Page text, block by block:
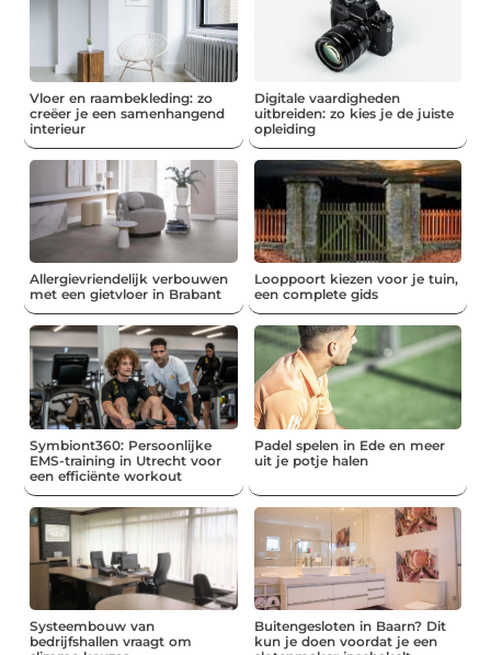
Vloer en raambekleding: zo
creëer je een samenhangend
interieur
Digitale vaardigheden
uitbreiden: zo kies je de juiste
opleiding
Allergievriendelijk verbouwen
met een gietvloer in Brabant
Looppoort kiezen voor je tuin,
een complete gids
Symbiont360: Persoonlijke
EMS-training in Utrecht voor
een efficiënte workout
Padel spelen in Ede en meer
uit je potje halen
Systeembouw van
bedrijfshallen vraagt om
Buitengesloten in Baarn? Dit
kun je doen voordat je een